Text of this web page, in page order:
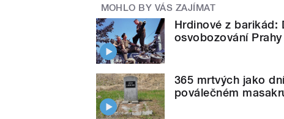
MOHLO BY VÁS ZAJÍMAT
Hrdinové z barikád:
osvobozování Prahy
365 mrtvých jako
poválečném